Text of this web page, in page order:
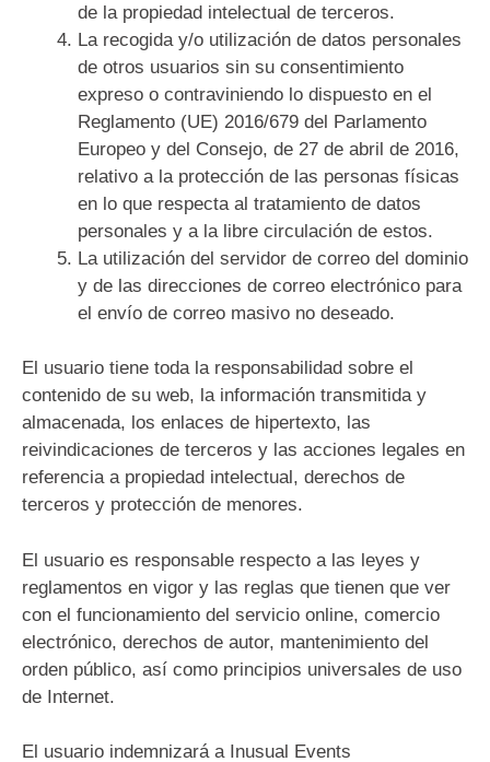
de la propiedad intelectual de terceros.
La recogida y/o utilización de datos personales
de otros usuarios sin su consentimiento
expreso o contraviniendo lo dispuesto en el
Reglamento (UE) 2016/679 del Parlamento
Europeo y del Consejo, de 27 de abril de 2016,
relativo a la protección de las personas físicas
en lo que respecta al tratamiento de datos
personales y a la libre circulación de estos.
La utilización del servidor de correo del dominio
y de las direcciones de correo electrónico para
el envío de correo masivo no deseado.
El usuario tiene toda la responsabilidad sobre el
contenido de su web, la información transmitida y
almacenada, los enlaces de hipertexto, las
reivindicaciones de terceros y las acciones legales en
referencia a propiedad intelectual, derechos de
terceros y protección de menores.
El usuario es responsable respecto a las leyes y
reglamentos en vigor y las reglas que tienen que ver
con el funcionamiento del servicio online, comercio
electrónico, derechos de autor, mantenimiento del
orden público, así como principios universales de uso
de Internet.
El usuario indemnizará a Inusual Events